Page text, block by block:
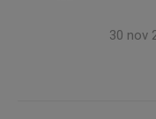
30 nov